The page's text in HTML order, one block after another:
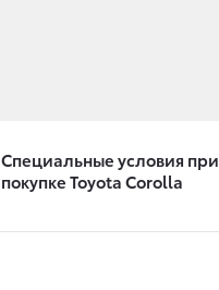
Специальные условия при
покупке Toyota Corolla